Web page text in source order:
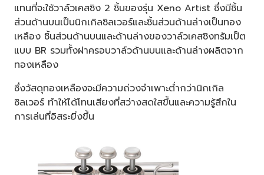
แทนที่จะใช้วาล์วเคสซิง 2 ชิ้นของรุ่น Xeno Artist ซึ่งมีชิ้น
ส่วนด้านบนเป็นนิกเกิลซิลเวอร์และชิ้นส่วนด้านล่างเป็นทอง
เหลือง ชิ้นส่วนด้านบนและด้านล่างของวาล์วเคสซิงทรัมเป็ต
แบบ BR รวมทั้งฝาครอบวาล์วด้านบนและด้านล่างผลิตจาก
ทองเหลือง
ซึ่งวัสดุทองเหลืองจะมีความถ่วงจำเพาะต่ำกว่านิกเกิล
ซิลเวอร์ ทำให้ได้โทนเสียงที่สว่างสดใสขึ้นและความรู้สึกใน
การเล่นที่อิสระยิ่งขึ้น